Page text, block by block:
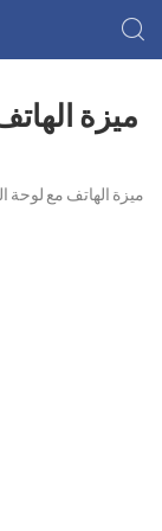
ميزة
ميزة الهاتف مع لوحة